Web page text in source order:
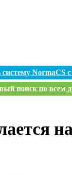
систему
поиск по всем